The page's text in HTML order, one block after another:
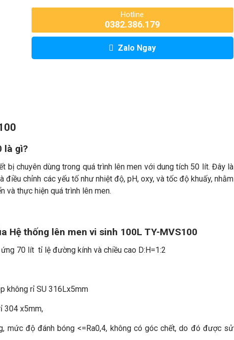
Hotline
0382.386.179
Zalo Ngay
là gì?
bị chuyên dùng trong quá trình lên men với dung tích 50 lít. Đây là
chỉnh các yếu tố như nhiệt độ, pH, oxy, và tốc độ khuấy, nhằm
và thực hiện quá trình lên men.
Hệ thống lên men vi sinh 100L TY-MVS100
70 lít tỉ lệ đường kính và chiều cao D:H=1:2
không rỉ SU 316Lx5mm
304 x5mm,
mức độ đánh bóng <=Ra0,4, không có góc chết, do đó được sử